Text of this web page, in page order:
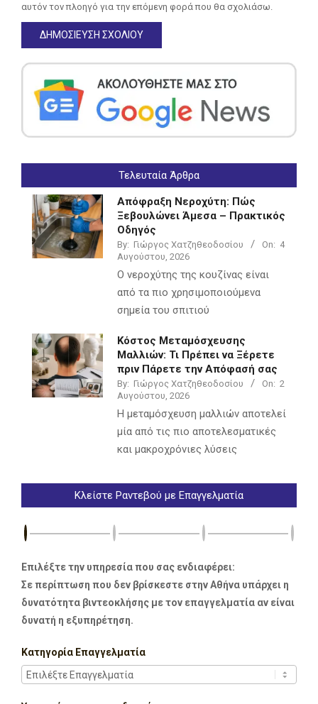
αυτόν τον πλοηγό για την επόμενη φορά που θα σχολιάσω.
Τελευταία Άρθρα
Απόφραξη Νεροχύτη: Πώς
Ξεβουλώνει Άμεσα – Πρακτικός
Οδηγός
By: Γιώργος Χατζηθεοδοσίου On: 4
Αυγούστου, 2026
Ο νεροχύτης της κουζίνας είναι
από τα πιο χρησιμοποιούμενα
σημεία του σπιτιού
Κόστος Μεταμόσχευσης
Μαλλιών: Τι Πρέπει να Ξέρετε
πριν Πάρετε την Απόφασή σας
By: Γιώργος Χατζηθεοδοσίου On: 2
Αυγούστου, 2026
Η μεταμόσχευση μαλλιών αποτελεί
μία από τις πιο αποτελεσματικές
και μακροχρόνιες λύσεις
Κλείστε Ραντεβού με Επαγγελματία
Επιλέξτε την υπηρεσία που σας ενδιαφέρει:
Σε περίπτωση που δεν βρίσκεστε στην Αθήνα υπάρχει η
δυνατότητα βιντεοκλήσης με τον επαγγελματία αν είναι
δυνατή η εξυπηρέτηση.
Κατηγορία Επαγγελματία